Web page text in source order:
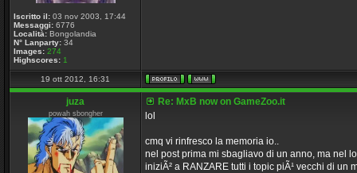
Iscritto il: 03 nov 2003, 17:44
Messaggi: 6776
Località: Bongolandia
N° Lanparty: 34
Images: 274
Highscores: 1
19 ott 2012, 16:31
juza
powah sbongher
Re: MxB now on GameZoo.it
lol
cmq vi rinfresco la memoria io..
nel post prima mi sbagliavo di un anno, ma nel
iniziÃ² a RANZARE tutti i topic piÃ¹ vecchi di un